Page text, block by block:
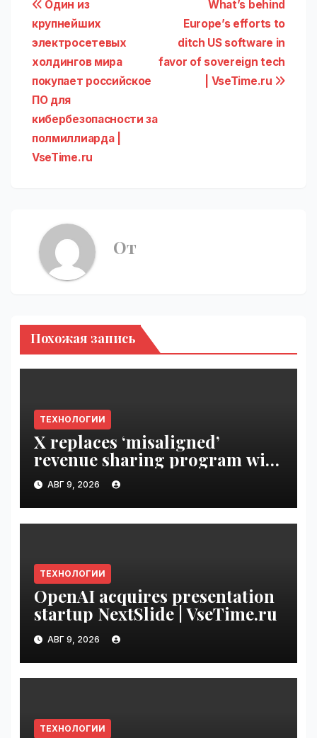
Навигация
по
записям
What’s behind
Europe’s efforts to
ditch US software in
favor of sovereign tech
| VseTime.ru
Один из
крупнейших
электросетевых
холдингов мира
покупает российское
ПО для
кибербезопасности за
полмиллиарда |
VseTime.ru
От
Похожая запись
ТЕХНОЛОГИИ
X replaces ‘misaligned’
revenue sharing program with
Original Content Rewards |
VseTime.ru
АВГ 9, 2026
ТЕХНОЛОГИИ
OpenAI acquires presentation
startup NextSlide | VseTime.ru
АВГ 9, 2026
ТЕХНОЛОГИИ